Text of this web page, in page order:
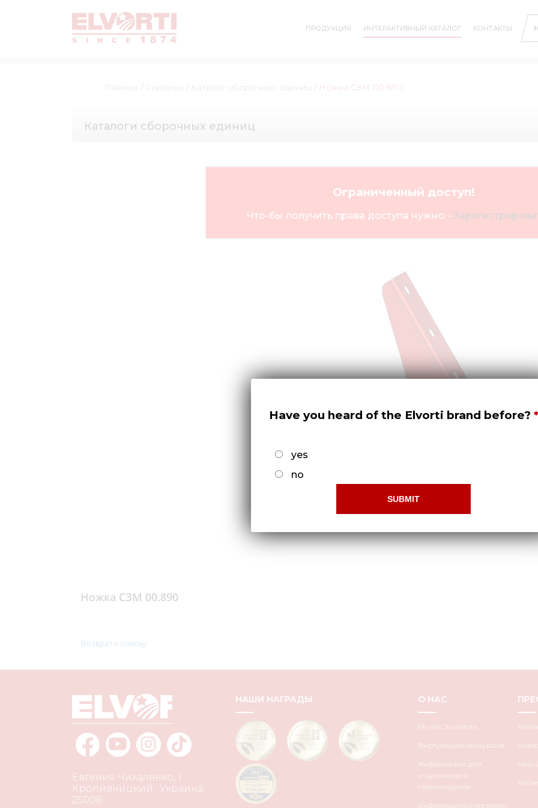
ПРОДУКЦИЯ ИНТЕРАКТИВНЫЙ КАТАЛОГ КОНТАКТЫ
Главная / Сервисы / Каталог сборочных единиц / Ножка СЗМ 00.890
Каталоги сборочных единиц
Ограниченный доступ!
Что-бы получить права доступа нужно -
Ножка СЗМ 00.890
Возврат к списку
Евгения Чикаленко, 1
Кропивницкий
Украина
25006
НАШИ НАГРАДЫ О НАС
Музей Эльворти
Виртуальная экскурсия
Информация для
акционеров и
стейкхолдеров
Информация о поставках
Have you heard of the Elvorti brand before?
yes
no